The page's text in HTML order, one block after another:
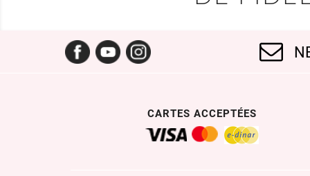
FacebookYouTube
CARTES ACCEPTÉES